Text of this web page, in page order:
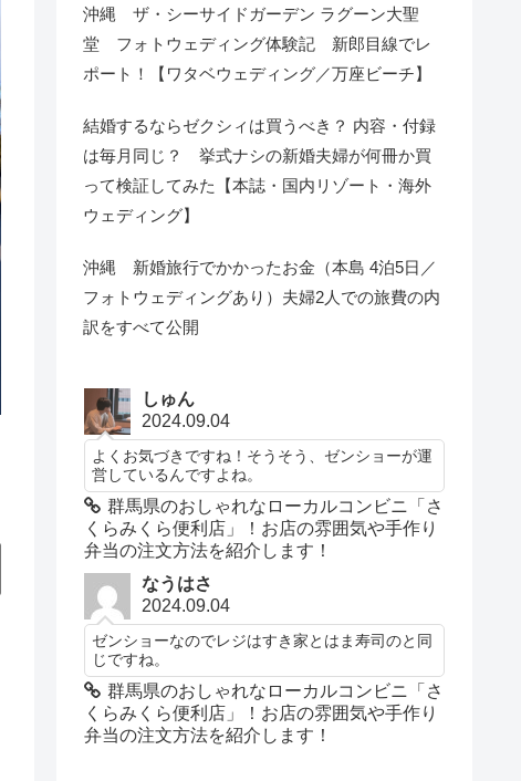
沖縄 ザ・シーサイドガーデン ラグーン大聖
堂 フォトウェディング体験記 新郎目線でレ
ポート！【ワタベウェディング／万座ビーチ】
結婚するならゼクシィは買うべき？ 内容・付録
は毎月同じ？ 挙式ナシの新婚夫婦が何冊か買
って検証してみた【本誌・国内リゾート・海外
ウェディング】
沖縄 新婚旅行でかかったお金（本島 4泊5日／
フォトウェディングあり）夫婦2人での旅費の内
訳をすべて公開
しゅん
2024.09.04
よくお気づきですね！そうそう、ゼンショーが運
営しているんですよね。
群馬県のおしゃれなローカルコンビニ「さ
くらみくら便利店」！お店の雰囲気や手作り
弁当の注文方法を紹介します！
なうはさ
2024.09.04
ゼンショーなのでレジはすき家とはま寿司のと同
じですね。
群馬県のおしゃれなローカルコンビニ「さ
くらみくら便利店」！お店の雰囲気や手作り
弁当の注文方法を紹介します！